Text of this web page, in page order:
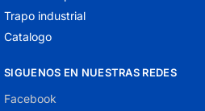
Trapo industrial
Catalogo
SIGUENOS EN NUESTRAS REDES
Facebook